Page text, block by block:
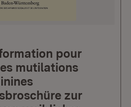
pour
mutilations
zur